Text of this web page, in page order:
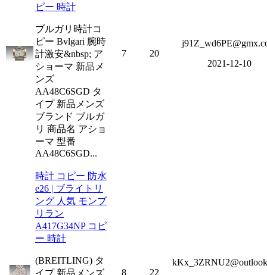
ピー 時計
ブルガリ時計コ
ピー Bvlgari 腕時
計激安&nbsp; ア
ショーマ 新品メ
ンズ
AA48C6SGD タ
イプ 新品メンズ
ブランド ブルガ
リ 商品名 アショ
ーマ 型番
AA48C6SGD...
7 20
2021-12-10
時計 コピー 防水
e26 | ブライトリ
ング 人気 モンブ
リラン
A417G34NP コピ
ー 時計
(BREITLING) タ
イプ 新品メンズ
8 22